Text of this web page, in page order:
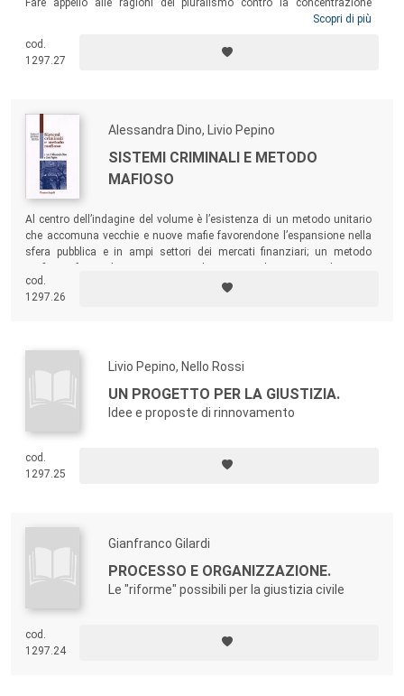
Fare appello alle ragioni del pluralismo contro la concentrazione
assolutistica del potere, alle ragioni delle garanzie contro le violazioni
dei gruppi contro chi nega l’esistenza stessa della società è ancora la
strada migliore per costruire un futuro alla democrazia costituzionale
Scopri di più
cod.
1297.27
Alessandra Dino, Livio Pepino
SISTEMI CRIMINALI E METODO
MAFIOSO
Al centro dell’indagine del volume è l’esistenza di un metodo unitario
che accomuna vecchie e nuove mafie favorendone l’espansione nella
sfera pubblica e in ampi settori dei mercati finanziari; un metodo
modalità diffusa dell’agire politico ed economico.
cod.
1297.26
Livio Pepino, Nello Rossi
UN PROGETTO PER LA GIUSTIZIA.
Idee e proposte di rinnovamento
cod.
1297.25
Gianfranco Gilardi
PROCESSO E ORGANIZZAZIONE.
Le "riforme" possibili per la giustizia civile
cod.
1297.24